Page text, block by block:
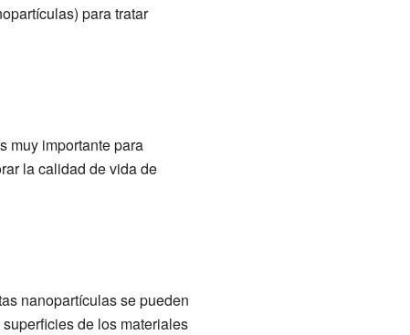
para tratar
muy importante para
la calidad de vida de
nanopartículas se pueden
de los materiales